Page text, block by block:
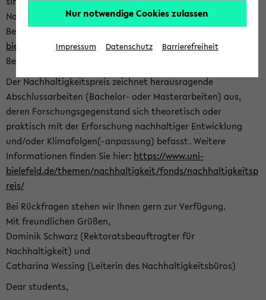
Nachhaltigkeitsbüro zu bewerben. Bitte nutzen Sie für Ihre
Bewerbung dieses Formular<https://formulare.uni-
bielefeld.de/frontend-server/form/provide/913/>. Die
Bewerbungsfrist endet am 30.09.2026.
Der Nachhaltigkeitspreis zeichnet herausragende
Abschlussarbeiten (Bachelor- oder Masterarbeiten) aus,
deren Forschungsgegenstand sich theoretisch oder
praktisch mit der Erforschung nachhaltiger Entwicklung
und/oder Klimafolgen(-anpassung) befasst. Weitere
Informationen finden Sie hier: https://www.uni-
bielefeld.de/themen/nachhaltigkeit/fonds/nachhaltigkeitsp
reis/
Bei Rückfragen stehen wir Ihnen gern zur Verfügung.
Mit freundlichen Grüßen,
Dominik Schwarz (Rektoratsbeauftragter für
Nachhaltigkeit) und
Catharina Wessing (Leiterin des Nachhaltigkeitsbüros)
Dear students,
Nur notwendige Cookies zulassen
Impressum Datenschutz Barrierefreiheit